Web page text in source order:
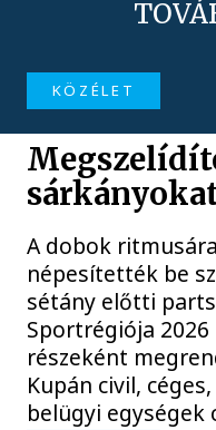
KÖZÉLET
A dobok
népesítették be
sétány előtti
Sportrégiója
részeként
Kupán civil,
belügyi egységek